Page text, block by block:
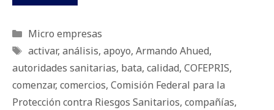
Categorías
Micro empresas
Etiquetas
activar, análisis, apoyo, Armando Ahued,
autoridades sanitarias, bata, calidad, COFEPRIS,
comenzar, comercios, Comisión Federal para la
Protección contra Riesgos Sanitarios, compañías,